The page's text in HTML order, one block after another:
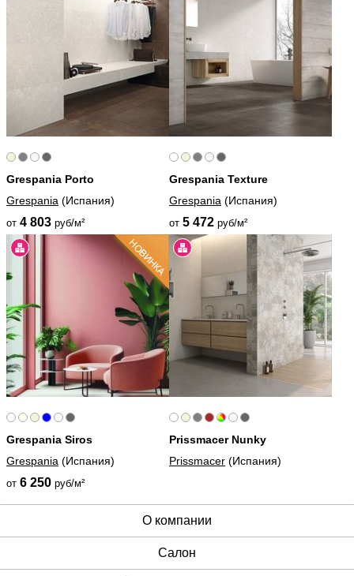
Grespania Porto
Grespania (Испания)
от 4 803 руб/м²
Grespania Texture
Grespania (Испания)
от 5 472 руб/м²
Grespania Siros
Grespania (Испания)
от 6 250 руб/м²
Prissmacer Nunky
Prissmacer (Испания)
О компании
Cалон